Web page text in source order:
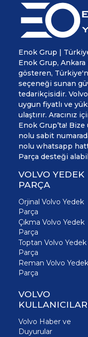
Enok Grup |
Enok Grup,
gösteren,
seçeneği sunan
tedarikçisidir.
uygun fiyatlı ve
ulaştırır. Aracınız
Enok Grup’ta!
nolu sabit
nolu whatsapp
Parça desteği
VOLVO YEDEK
PARÇA
Orjinal Volvo Yedek
Parça
Çıkma Volvo Yedek
Parça
Toptan Volvo Yedek
Parça
Reman Volvo Yedek
Parça
VOLVO
Volvo Haber ve
Duyurular